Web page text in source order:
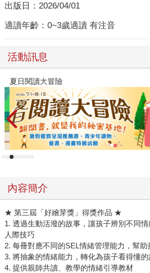
出版日： 2026/04/01
適讀年齡： 0~3歲適讀 有注音
活動訊息
夏日閱讀大冒險
內容簡介
★ 第三屆「好繪芽獎」得獎作品 ★
1. 透過生動活潑的故事，讓孩子辨別不同
人際技巧
2. 每冊對應不同的SEL情緒管理能力，幫
3. 將抽象的情緒能力，轉化為孩子看得懂
4. 提供親師共讀、教學的情緒引導教材